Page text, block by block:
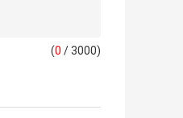
(0 / 3000)